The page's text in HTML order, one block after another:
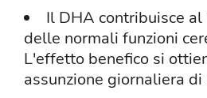
Il DHA contribuisce
delle normali funzioni
L'effetto benefico si
assunzione giornaliera